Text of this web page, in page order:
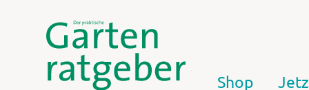
Shop